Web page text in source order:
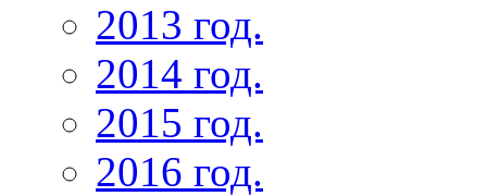
2013 год.
2014 год.
2015 год.
2016 год.